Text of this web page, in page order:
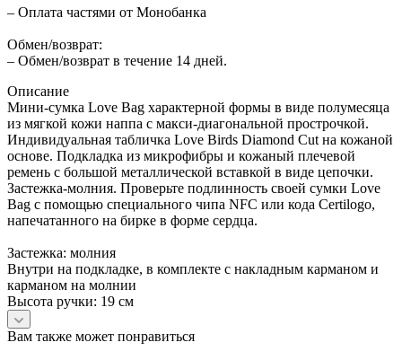
– Оплата частями от Монобанка
Обмен/возврат:
– Обмен/возврат в течение 14 дней.
Описание
Мини-сумка Love Bag характерной формы в виде полумесяца
из мягкой кожи наппа с макси-диагональной прострочкой.
Индивидуальная табличка Love Birds Diamond Cut на кожаной
основе. Подкладка из микрофибры и кожаный плечевой
ремень с большой металлической вставкой в виде цепочки.
Застежка-молния. Проверьте подлинность своей сумки Love
Bag с помощью специального чипа NFC или кода Certilogo,
напечатанного на бирке в форме сердца.
Застежка: молния
Внутри на подкладке, в комплекте c накладным карманом и
карманом на молнии
Высота ручки: 19 см
Вам также может понравиться